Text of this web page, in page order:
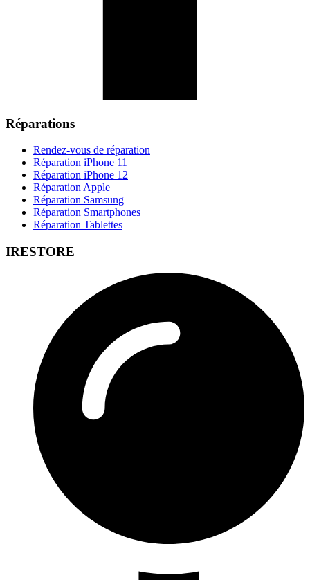
Réparations
Rendez-vous de réparation
Réparation iPhone 11
Réparation iPhone 12
Réparation Apple
Réparation Samsung
Réparation Smartphones
Réparation Tablettes
IRESTORE